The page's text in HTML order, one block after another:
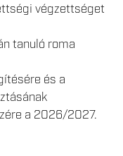
végzettséget
tanuló roma
és a
a 2026/2027.